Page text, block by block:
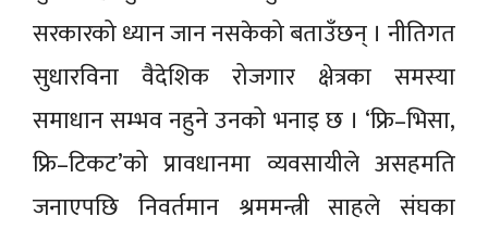
सरकारको ध्यान जान नसकेको बताउँछन् । नीतिगत
सुधारविना वैदेशिक रोजगार क्षेत्रका समस्या
समाधान सम्भव नहुने उनको भनाइ छ । ‘फ्रि–भिसा,
फ्रि–टिकट’को प्रावधानमा व्यवसायीले असहमति
जनाएपछि निवर्तमान श्रममन्त्री साहले संघका